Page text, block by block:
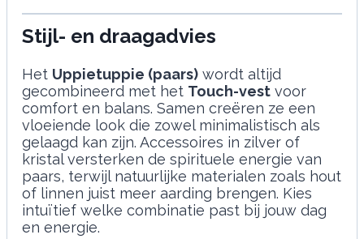
Stijl- en draagadvies
Het Uppietuppie (paars) wordt altijd
gecombineerd met het Touch-vest voor
comfort en balans. Samen creëren ze een
vloeiende look die zowel minimalistisch als
gelaagd kan zijn. Accessoires in zilver of
kristal versterken de spirituele energie van
paars, terwijl natuurlijke materialen zoals hout
of linnen juist meer aarding brengen. Kies
intuïtief welke combinatie past bij jouw dag
en energie.